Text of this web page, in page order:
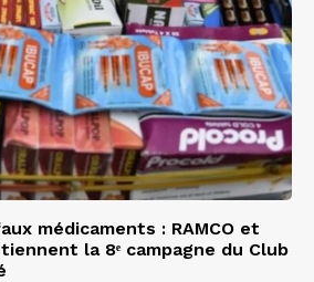
médicaments : RAMCO et
la 8ᵉ campagne du Club